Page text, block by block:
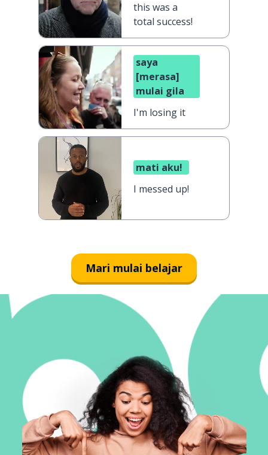
this was a
total success!
saya
[merasa]
mulai gila
I'm losing it
mati aku!
I messed up!
Mari mulai belajar